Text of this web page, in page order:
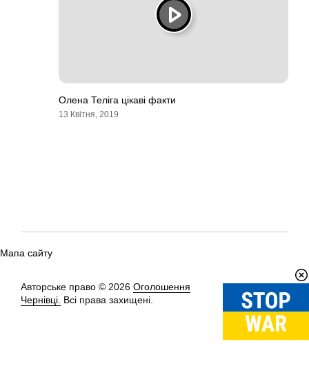
Олена Теліга цікаві факти
13 Квітня, 2019
Мапа сайту
Авторське право © 2026 Оголошення
Чернівці. Всі права захищені.
Вгору↑